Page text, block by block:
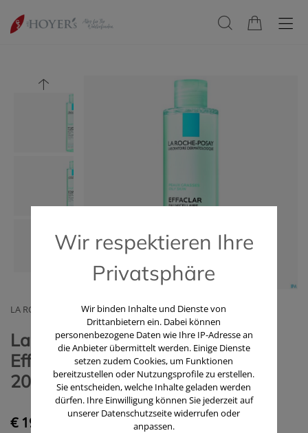
LA ROCHE POSAY (COSMETIQUE ACTIVE OESTERREICH)
La Roche Posay Akne/Mischhaut
Effaclar Reinigungslot.klaerend
200ml
€ 19,90
Wir respektieren Ihre
Privatsphäre
Wir binden Inhalte und Dienste von
Drittanbietern ein. Dabei können
personenbezogene Daten wie Ihre IP-Adresse an
die Anbieter übermittelt werden. Einige Dienste
setzen zudem Cookies, um Funktionen
bereitzustellen oder Nutzungsprofile zu erstellen.
Sie entscheiden, welche Inhalte geladen werden
dürfen. Ihre Einwilligung können Sie jederzeit auf
unserer Datenschutzseite widerrufen oder
anpassen.